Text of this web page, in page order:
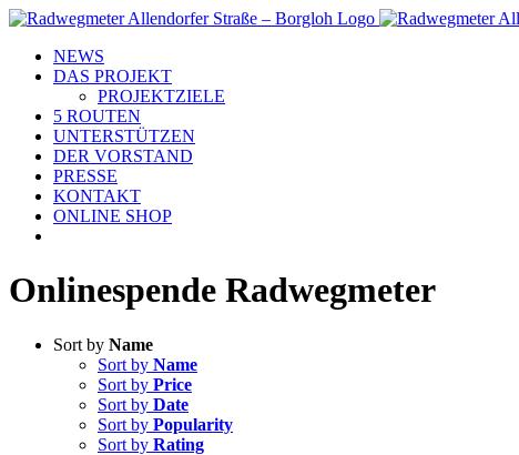
Skip
contentNEWS
DAS PROJEKT
PROJEKTZIELE
5 ROUTEN
UNTERSTÜTZEN
DER VORSTAND
PRESSE
KONTAKT
ONLINE SHOP
Onlinespende Radwegmeter
Sort by Name
Sort by Name
Sort by Price
Sort by Date
Sort by Popularity
Sort by Rating